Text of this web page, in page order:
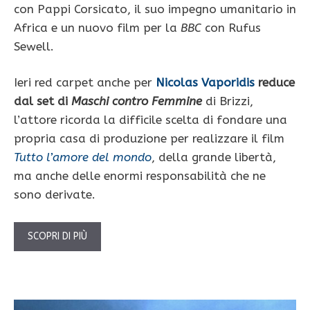
con Pappi Corsicato, il suo impegno umanitario in
Africa e un nuovo film per la BBC con Rufus
Sewell.
Ieri red carpet anche per Nicolas Vaporidis reduce
dal set di Maschi contro Femmine di Brizzi,
l’attore ricorda la difficile scelta di fondare una
propria casa di produzione per realizzare il film
Tutto l’amore del mondo, della grande libertà,
ma anche delle enormi responsabilità che ne
sono derivate.
SCOPRI DI PIÙ